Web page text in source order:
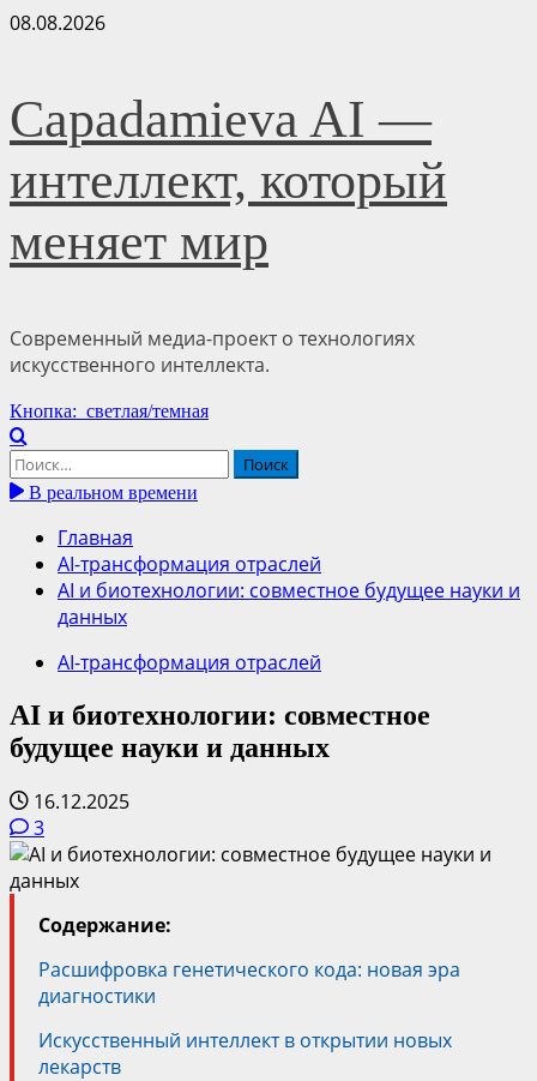
Перейти
08.08.2026
Capadamieva AI —
интеллект, который
меняет мир
Современный медиа-проект о технологиях
искусственного интеллекта.
Основное
меню
Кнопка: светлая/темная
Найти:
В реальном времени
Главная
AI-трансформация отраслей
AI и биотехнологии: совместное будущее науки и
данных
AI-трансформация отраслей
AI и биотехнологии: совместное
будущее науки и данных
16.12.2025
3
Содержание:
Расшифровка генетического кода: новая эра
диагностики
Искусственный интеллект в открытии новых
лекарств